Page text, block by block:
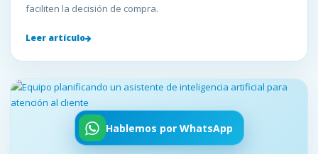
faciliten la decisión de compra.
Leer artículo
Hablemos por WhatsApp